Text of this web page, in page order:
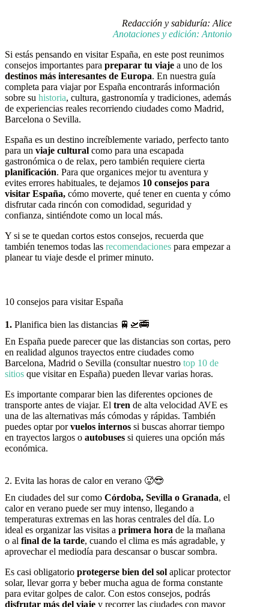
Redacción y sabiduría: Alice
Anotaciones y edición: Antonio
Si estás pensando en visitar España, en este post reunimos
consejos importantes para preparar tu viaje a uno de los
destinos más interesantes de Europa. En nuestra guía
completa para viajar por España encontrarás información
sobre su historia, cultura, gastronomía y tradiciones, además
de experiencias reales recorriendo ciudades como Madrid,
Barcelona o Sevilla.
España es un destino increíblemente variado, perfecto tanto
para un viaje cultural como para una escapada
gastronómica o de relax, pero también requiere cierta
planificación. Para que organices mejor tu aventura y
evites errores habituales, te dejamos 10 consejos para
visitar España, cómo moverte, qué tener en cuenta y cómo
disfrutar cada rincón con comodidad, seguridad y
confianza, sintiéndote como un local más.
Y si se te quedan cortos estos consejos, recuerda que
también tenemos todas las recomendaciones para empezar a
planear tu viaje desde el primer minuto.
10 consejos para visitar España
1. Planifica bien las distancias 🚆🛫🚎
En España puede parecer que las distancias son cortas, pero
en realidad algunos trayectos entre ciudades como
Barcelona, Madrid o Sevilla (consultar nuestro top 10 de
sitios que visitar en España) pueden llevar varias horas.
Es importante comparar bien las diferentes opciones de
transporte antes de viajar. El tren de alta velocidad AVE es
una de las alternativas más cómodas y rápidas. También
puedes optar porvuelos internos si buscas ahorrar tiempo
en trayectos largos o autobuses si quieres una opción más
económica.
2. Evita las horas de calor en verano 🥵😎
En ciudades del sur como Córdoba, Sevilla o Granada, el
calor en verano puede ser muy intenso, llegando a
temperaturas extremas en las horas centrales del día. Lo
ideal es organizar las visitas a primera hora de la mañana
o al final de la tarde, cuando el clima es más agradable, y
aprovechar el mediodía para descansar o buscar sombra.
Es casi obligatorio protegerse bien del sol aplicar protector
solar, llevar gorra y beber mucha agua de forma constante
para evitar golpes de calor. Con estos consejos, podrás
disfrutar más del viaje y recorrer las ciudades con mayor